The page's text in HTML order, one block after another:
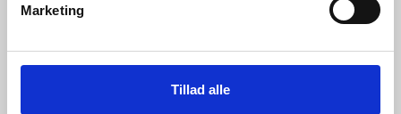
Marketing
Tillad alle